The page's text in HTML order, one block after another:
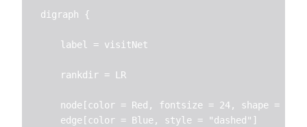
digraph {
    label = visitNet
    rankdir = LR
    node[color = Red, fontsize = 24, shape = box]
    edge[color = Blue, style = "dashed"]